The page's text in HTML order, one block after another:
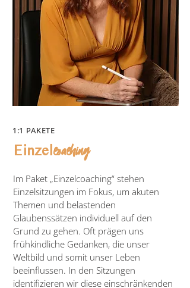
1:1 PAKETE
Einzelcoaching
Im Paket „Einzelcoaching“ stehen
Einzelsitzungen im Fokus, um akuten
Themen und belastenden
Glaubenssätzen individuell auf den
Grund zu gehen. Oft prägen uns
frühkindliche Gedanken, die unser
Weltbild und somit unser Leben
beeinflussen. In den Sitzungen
identifizieren wir diese einschränkenden